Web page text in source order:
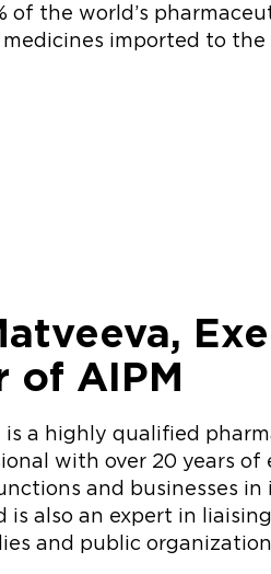
of the world’s
medicines imported to the
of AIPM
is a highly qualified
with over 20 years of
and businesses in
is also an expert in
and public